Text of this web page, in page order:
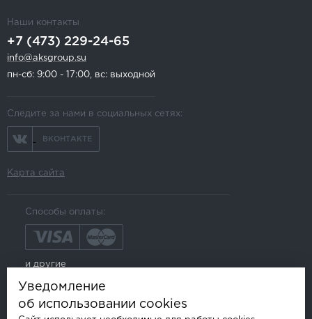
Наши контакты
+7 (473) 229-24-65
info@aksgroup.su
пн-сб: 9:00 - 17:00, вс: выходной
Следите за нами в социальных сетях:
ВКОНТАКТЕ
Карта сайта
Способы оплаты:
и другие
Уведомление
об использовании cookies